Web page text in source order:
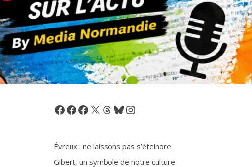
Facebook
Facebook
Facebook
X Threads
BlueskyInstagram
Évreux : ne laissons pas s’éteindre
Gibert, un symbole de notre culture